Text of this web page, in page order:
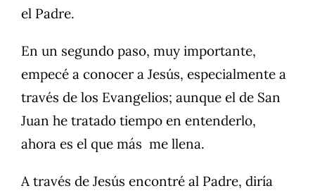
el Padre.
En un segundo paso, muy importante,
empecé a conocer a Jesús, especialmente a
través de los Evangelios; aunque el de San
Juan he tratado tiempo en entenderlo,
ahora es el que más me llena.
A través de Jesús encontré al Padre, diría